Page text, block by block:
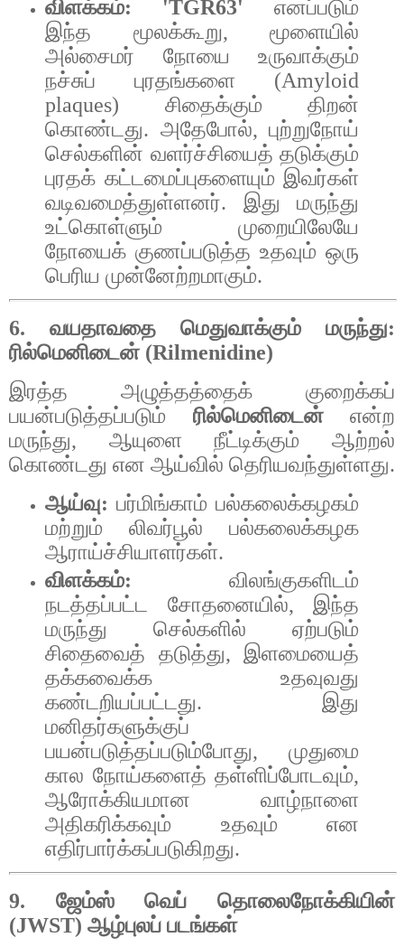
விளக்கம்: 'TGR63'
எனப்படும்
இந்த
மூலக்கூறு,மூளையில்
அல்சைமர்
நோயை
உருவாக்கும்
நச்சுப்
புரதங்களை (Amyloid
plaques) சிதைக்கும்
திறன்
கொண்டது. அதேபோல்,புற்றுநோய்
செல்களின் வளர்ச்சியைத் தடுக்கும்
புரதக் கட்டமைப்புகளையும் இவர்கள்
வடிவமைத்துள்ளனர். இது
மருந்து
உட்கொள்ளும்
முறையிலேயே
நோயைக் குணப்படுத்த உதவும் ஒரு
பெரிய முன்னேற்றமாகும்.
6. வயதாவதை மெதுவாக்கும் மருந்து:
ரில்மெனிடைன் (Rilmenidine)
இரத்த
அழுத்தத்தைக்
குறைக்கப்
பயன்படுத்தப்படும்
ரில்மெனிடைன்
என்ற
மருந்து, ஆயுளை நீட்டிக்கும்
ஆற்றல்
கொண்டது என ஆய்வில் தெரியவந்துள்ளது.
ஆய்வு: பர்மிங்காம் பல்கலைக்கழகம்
மற்றும்
லிவர்பூல்
பல்கலைக்கழக
ஆராய்ச்சியாளர்கள்.
விளக்கம்:
விலங்குகளிடம்
நடத்தப்பட்ட
சோதனையில், இந்த
மருந்து
செல்களில்
ஏற்படும்
சிதைவைத்
தடுத்து, இளமையைத்
தக்கவைக்க
உதவுவது
கண்டறியப்பட்டது. இது
மனிதர்களுக்குப்
பயன்படுத்தப்படும்போது,முதுமை
கால நோய்களைத் தள்ளிப்போடவும்,
ஆரோக்கியமான
வாழ்நாளை
அதிகரிக்கவும்
உதவும்
என
எதிர்பார்க்கப்படுகிறது.
9. ஜேம்ஸ் வெப்
தொலைநோக்கியின்
(JWST) ஆழ்புலப் படங்கள்